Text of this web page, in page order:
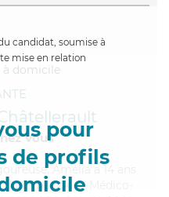
candidat, soumise à
mise en relation
pour
de profils
Vous
Amélia a 14 ans
diplôme d'Aide Médico-